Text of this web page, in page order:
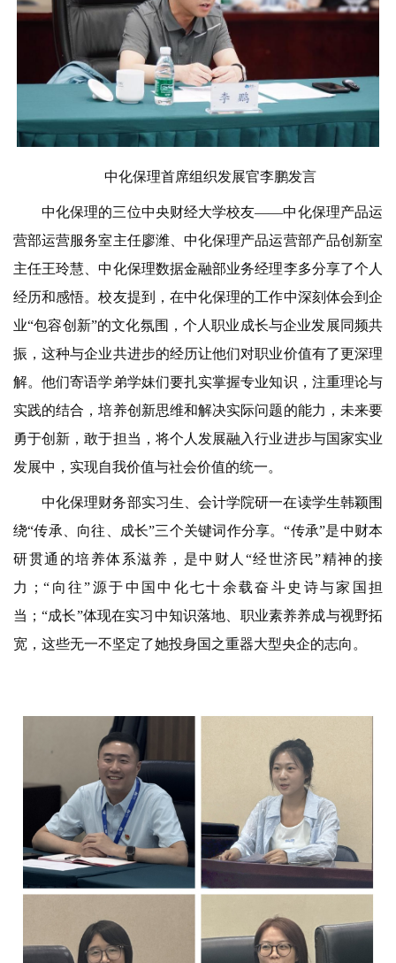
中化保理首席组织发展官李鹏发言
中化保理的三位中央财经大学校友——中化保理产品运
营部运营服务室主任廖潍、中化保理产品运营部产品创新室
主任王玲慧、中化保理数据金融部业务经理李多分享了个人
经历和感悟。校友提到，在中化保理的工作中深刻体会到企
业“包容创新”的文化氛围，个人职业成长与企业发展同频共
振，这种与企业共进步的经历让他们对职业价值有了更深理
解。他们寄语学弟学妹们要扎实掌握专业知识，注重理论与
实践的结合，培养创新思维和解决实际问题的能力，未来要
勇于创新，敢于担当，将个人发展融入行业进步与国家实业
发展中，实现自我价值与社会价值的统一。
中化保理财务部实习生、会计学院研一在读学生韩颖围
绕“传承、向往、成长”三个关键词作分享。“传承”是中财本
研贯通的培养体系滋养，是中财人“经世济民”精神的接
力；“向往”源于中国中化七十余载奋斗史诗与家国担
当；“成长”体现在实习中知识落地、职业素养养成与视野拓
宽，这些无一不坚定了她投身国之重器大型央企的志向。